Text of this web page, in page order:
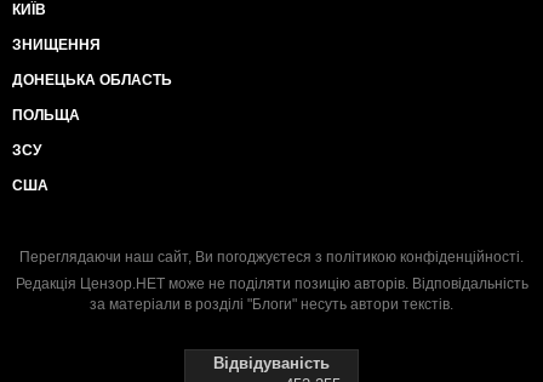
КИЇВ
ЗНИЩЕННЯ
ДОНЕЦЬКА ОБЛАСТЬ
ПОЛЬЩА
ЗСУ
США
Переглядаючи наш сайт, Ви погоджуєтеся з політикою конфіденційності.
Редакція Цензор.НЕТ може не поділяти позицію авторів. Відповідальність
за матеріали в розділі "Блоги" несуть автори текстів.
Відвідуваність